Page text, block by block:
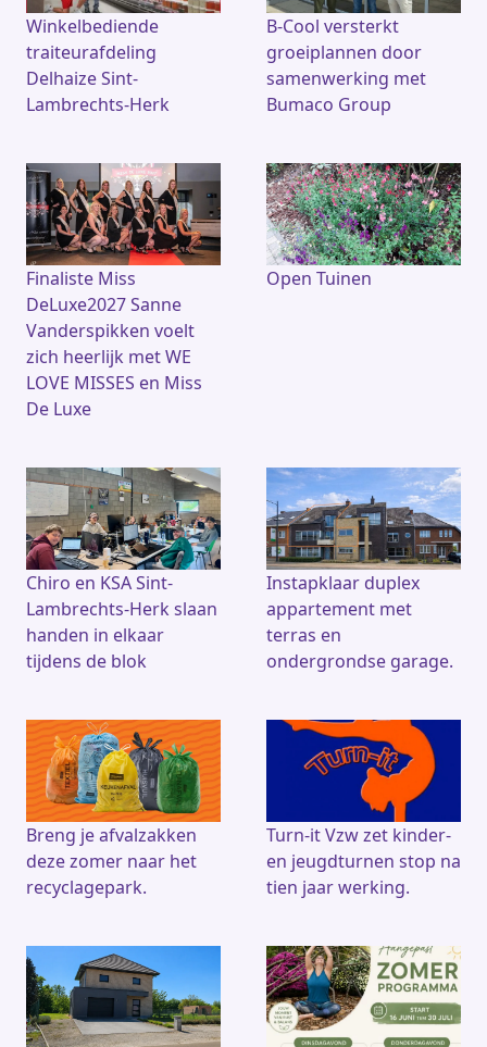
Winkelbediende
traiteurafdeling
Delhaize Sint-
Lambrechts-Herk
B-Cool versterkt
groeiplannen door
samenwerking met
Bumaco Group
Finaliste Miss
DeLuxe2027 Sanne
Vanderspikken voelt
zich heerlijk met WE
LOVE MISSES en Miss
De Luxe
Open Tuinen
Chiro en KSA Sint-
Lambrechts-Herk slaan
handen in elkaar
tijdens de blok
Instapklaar duplex
appartement met
terras en
ondergrondse garage.
Breng je afvalzakken
deze zomer naar het
recyclagepark.
Turn-it Vzw zet kinder-
en jeugdturnen stop na
tien jaar werking.